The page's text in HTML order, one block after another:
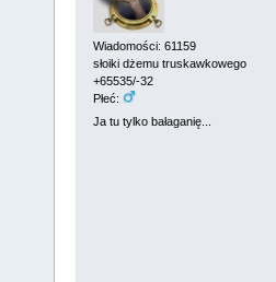
Wiadomości: 61159
słoiki dżemu truskawkowego
+65535/-32
Płeć:
Ja tu tylko bałaganię...